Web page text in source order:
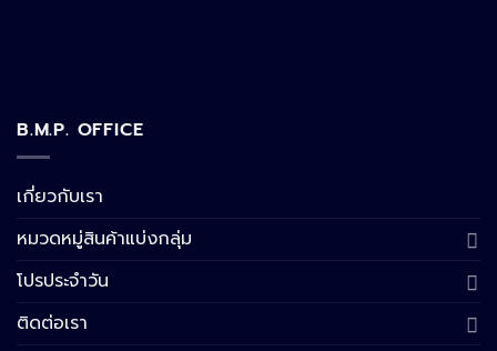
B.M.P. OFFICE
เกี่ยวกับเรา
หมวดหมู่สินค้าแบ่งกลุ่ม
โปรประจำวัน
ติดต่อเรา